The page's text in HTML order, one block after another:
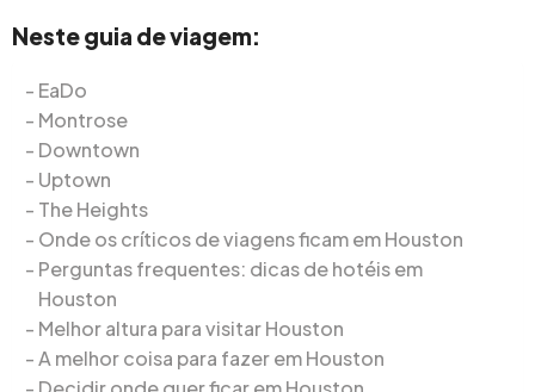
Neste guia de viagem:
EaDo
Montrose
Downtown
Uptown
The Heights
Onde os críticos de viagens ficam em Houston
Perguntas frequentes: dicas de hotéis em
Houston
Melhor altura para visitar Houston
A melhor coisa para fazer em Houston